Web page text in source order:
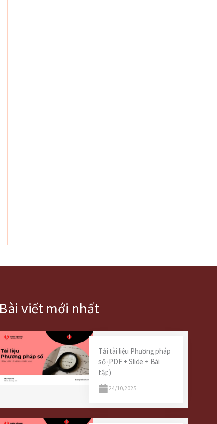
viết mới nhất
Tải tài liệu Phương pháp
số (PDF + Slide + Bài
tập)
24/10/2025